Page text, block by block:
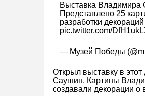
Выставка Владимира
Представлено 25
разработки
pic.twitter.com/
— Музей Победы
Открыл выставку в
Саушин. Картины
создавали декорации о